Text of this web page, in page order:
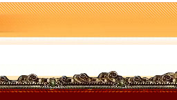
要求怎么办理-重庆社区
（）_公告正文
求！_搜问问
安装续费_重庆长城宽带办理
一条龙服务重庆工商年检今题网
观摩研讨活动11月举办_中国网